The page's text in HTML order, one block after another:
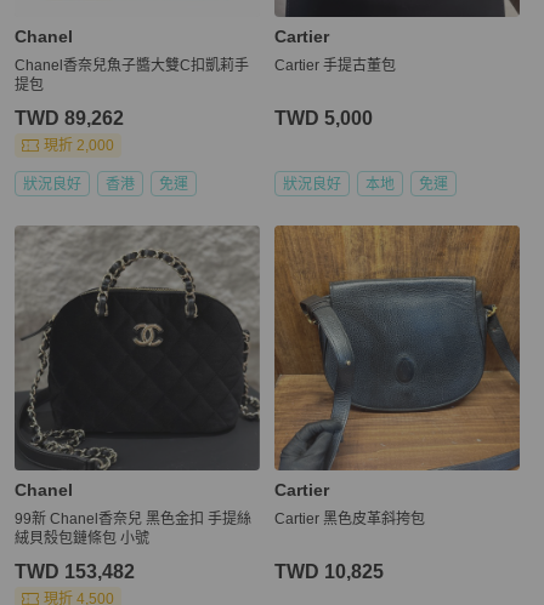
Chanel
Chanel香奈兒魚子醬大雙C扣凱莉手
提包
TWD 89,262
現折 2,000
狀況良好 香港 免運
Cartier
Cartier 手提古董包
TWD 5,000
狀況良好 本地 免運
Chanel
99新 Chanel香奈兒 黑色金扣 手提絲
絨貝殼包鏈條包 小號
TWD 153,482
現折 4,500
Cartier
Cartier 黑色皮革斜挎包
TWD 10,825